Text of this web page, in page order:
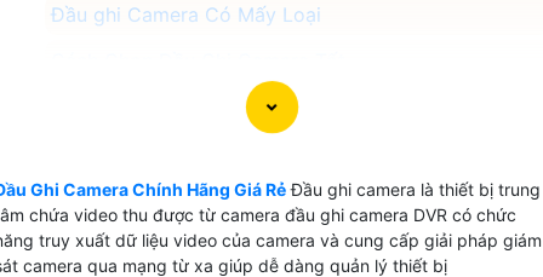
Đầu ghi Camera Có Mấy Loại
Dùng Đầu Ghi Hãng Nào Tốt
Ghi Camera Chính Hãng Giá RẻĐầu ghi camera là thiết bị trung
chứa video thu được từ camera đầu ghi camera DVR có chức
truy xuất dữ liệu video của camera và cung cấp giải pháp giám
camera qua mạng từ xa giúp dễ dàng quản lý thiết bị